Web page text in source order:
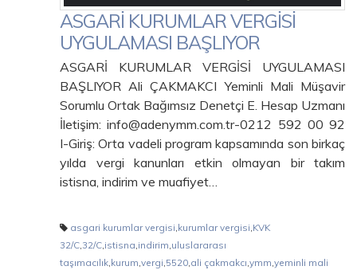
ASGARİ KURUMLAR VERGİSİ
UYGULAMASI BAŞLIYOR
ASGARİ KURUMLAR VERGİSİ UYGULAMASI
BAŞLIYOR Ali ÇAKMAKCI Yeminli Mali Müşavir
Sorumlu Ortak Bağımsız Denetçi E. Hesap Uzmanı
İletişim: info@adenymm.com.tr-0212 592 00 92
I-Giriş: Orta vadeli program kapsamında son birkaç
yılda vergi kanunları etkin olmayan bir takım
istisna, indirim ve muafiyet…
asgari kurumlar vergisi,kurumlar vergisi,KVK
32/C,32/C,istisna,indirim,uluslararası
taşımacılık,kurum,vergi,5520,ali çakmakcı,ymm,yeminli mali